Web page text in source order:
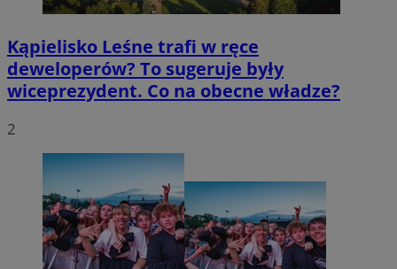
Kąpielisko Leśne trafi w ręce
deweloperów? To sugeruje były
wiceprezydent. Co na obecne władze?
2